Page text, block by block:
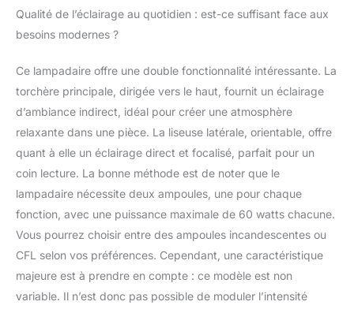
disponibles au moment
titre qu’un tableau ou
une sculpture.
Qualité de l’éclairage au quotidien : est-ce suffisant face aux
besoins modernes ?
Ce lampadaire offre une double fonctionnalité intéressante. La
torchère principale, dirigée vers le haut, fournit un éclairage
d’ambiance indirect, idéal pour créer une atmosphère
relaxante dans une pièce. La liseuse latérale, orientable, offre
quant à elle un éclairage direct et focalisé, parfait pour un
coin lecture. La bonne méthode est de noter que le
lampadaire nécessite deux ampoules, une pour chaque
fonction, avec une puissance maximale de 60 watts chacune.
Vous pourrez choisir entre des ampoules incandescentes ou
CFL selon vos préférences. Cependant, une caractéristique
majeure est à prendre en compte : ce modèle est non
variable. Il n’est donc pas possible de moduler l’intensité